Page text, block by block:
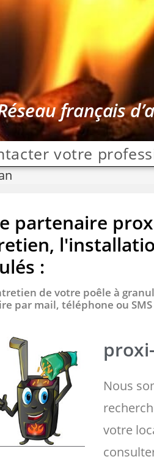
français
votre
partenaire
:
de votre poêle à
par mail, téléphone ou
Nous
votre